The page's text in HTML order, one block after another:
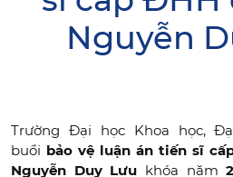
Nguyễn
Trường Đại học Khoa học,
buổi bảo vệ luận án tiến sĩ
Nguyễn Duy Lưu khóa năm